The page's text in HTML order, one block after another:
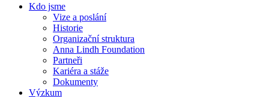
Kdo jsme
Vize a poslání
Historie
Organizační struktura
Anna Lindh Foundation
Partneři
Kariéra a stáže
Dokumenty
Výzkum